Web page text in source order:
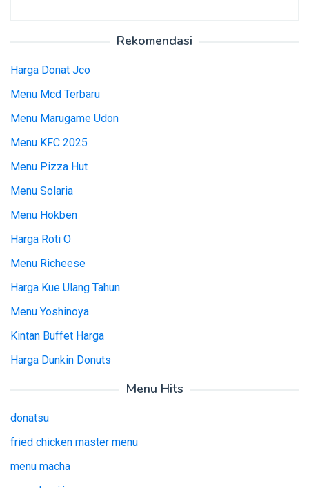
Rekomendasi
Harga Donat Jco
Menu Mcd Terbaru
Menu Marugame Udon
Menu KFC 2025
Menu Pizza Hut
Menu Solaria
Menu Hokben
Harga Roti O
Menu Richeese
Harga Kue Ulang Tahun
Menu Yoshinoya
Kintan Buffet Harga
Harga Dunkin Donuts
Menu Hits
donatsu
fried chicken master menu
menu macha